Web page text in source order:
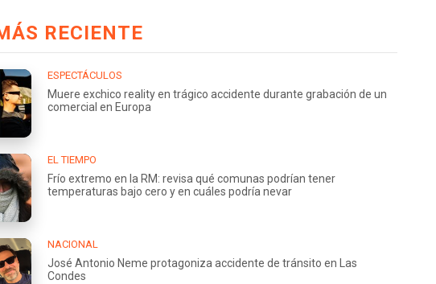
RECIENTE
ESPECTÁCULOS
Muere exchico reality en trágico accidente durante grabación de un
comercial en Europa
EL TIEMPO
Frío extremo en la RM: revisa qué comunas podrían tener
temperaturas bajo cero y en cuáles podría nevar
NACIONAL
José Antonio Neme protagoniza accidente de tránsito en Las
Condes